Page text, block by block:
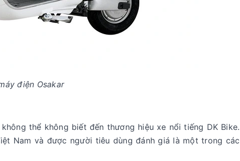
điện Osakar
thể không biết đến thương hiệu xe nổi tiếng DK Bike.
Nam và được người tiêu dùng đánh giá là một trong các